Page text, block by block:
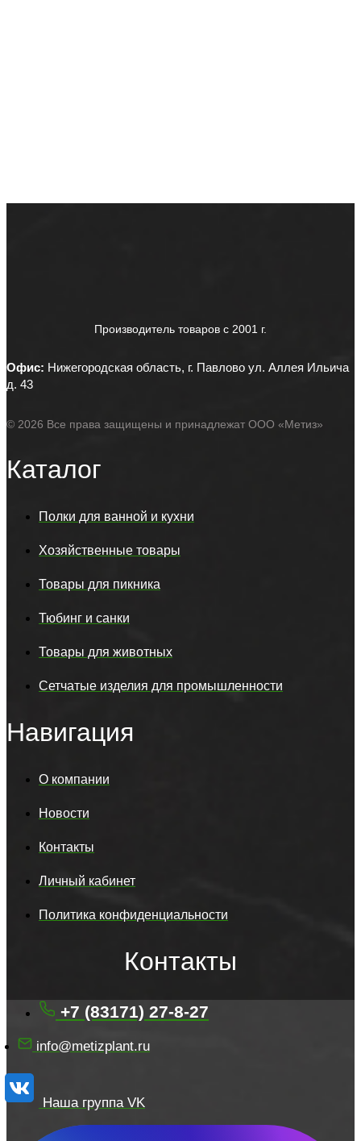
Производитель товаров c 2001 г.
Офис: Нижегородская область, г. Павлово ул. Аллея Ильича
д. 43
© 2026 Все права защищены и принадлежат ООО «Метиз»
Каталог
Полки для ванной и кухни
Хозяйственные товары
Товары для пикника
Тюбинг и санки
Товары для животных
Сетчатые изделия для промышленности
Навигация
О компании
Новости
Контакты
Личный кабинет
Политика конфиденциальности
Контакты
+7 (83171) 27-8-27
info@metizplant.ru
Наша группа VK